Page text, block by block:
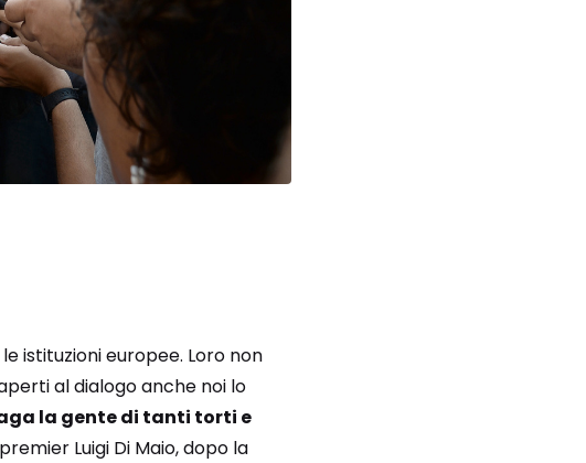
istituzioni europee. Loro non
al dialogo anche noi lo
la gente di tanti torti e
Luigi Di Maio, dopo la